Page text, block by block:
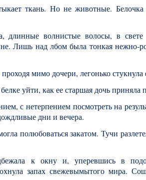
ткань. Но не животные.
длинные волнистые волосы, в свете
Лишь над лбом была тонкая нежно-
мимо дочери, легонько стукнула
уйти, как ее старшая дочь приняла
с нетерпением посмотреть на
дни и вечера.
полюбоваться закатом. Тучи
к окну и, уперевшись в
запах свежевымытого мира.